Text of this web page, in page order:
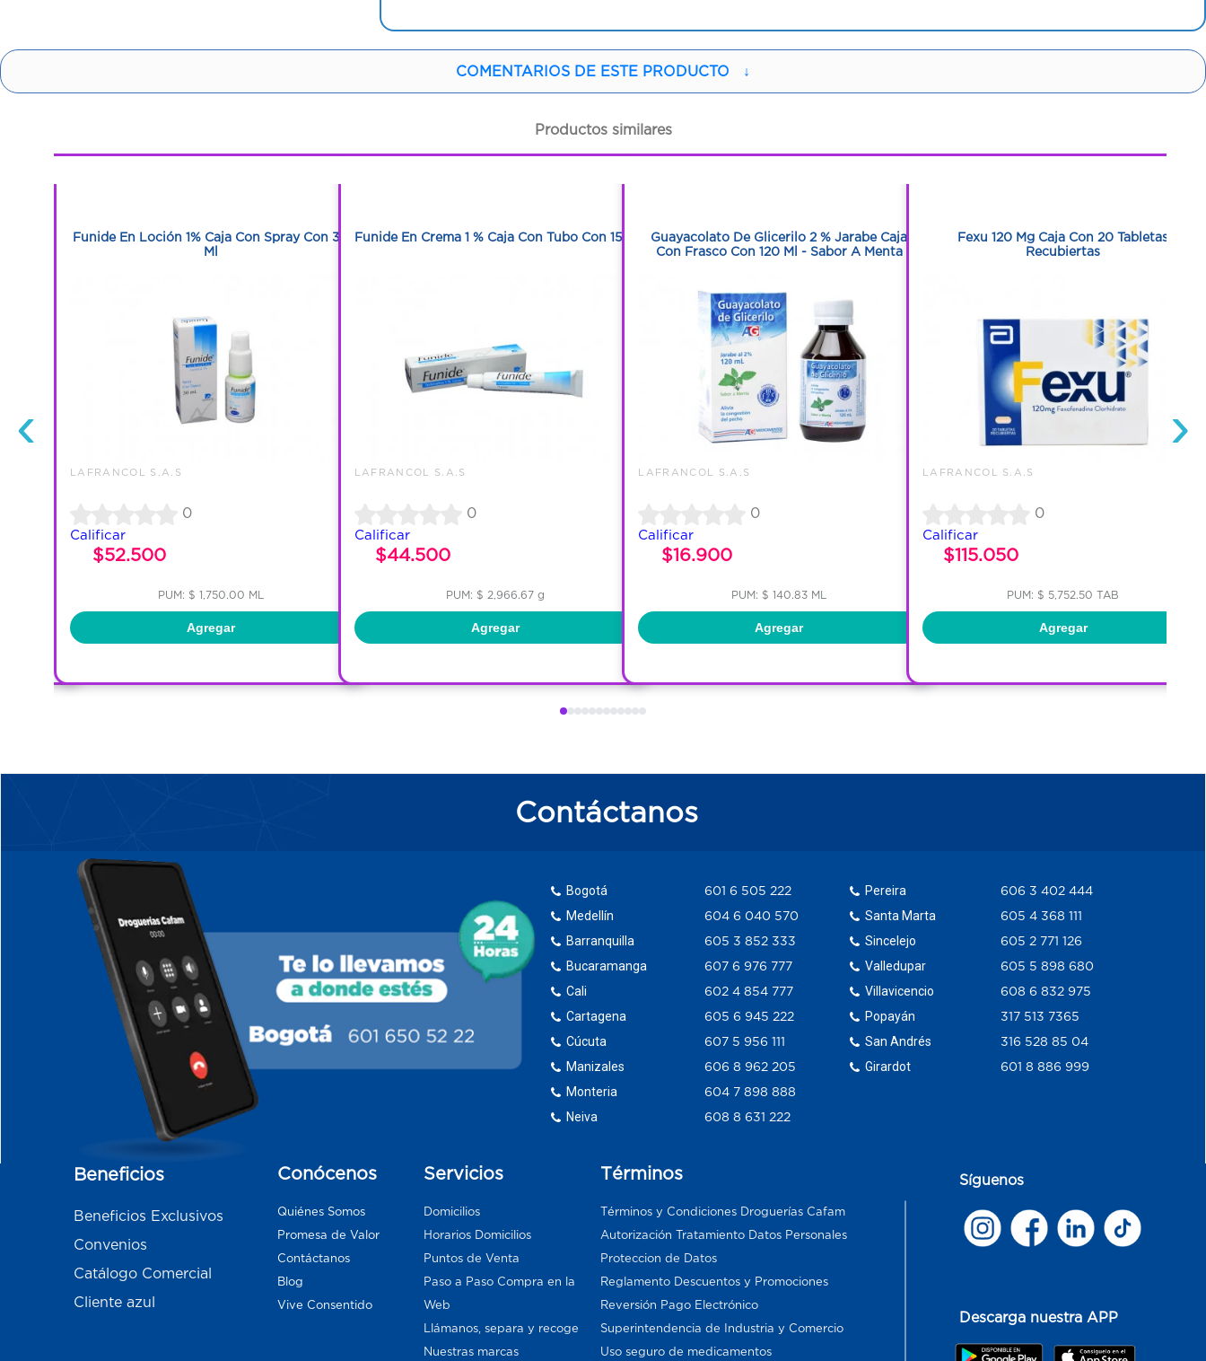
COMENTARIOS DE ESTE PRODUCTO ↓
Productos similares
‹
Funide En Loción 1% Caja Con Spray Con 30
Ml
LAFRANCOL S.A.S
0
Calificar
$52.500
PUM: $ 1,750.00 ML
Agregar
Funide En Crema 1 % Caja Con Tubo Con 15 G
LAFRANCOL S.A.S
0
Calificar
$44.500
PUM: $ 2,966.67 g
Agregar
Guayacolato De Glicerilo 2 % Jarabe Caja
Con Frasco Con 120 Ml - Sabor A Menta
LAFRANCOL S.A.S
0
Calificar
$16.900
PUM: $ 140.83 ML
Agregar
Fexu 120 Mg Caja Con 20 Tabletas
Recubiertas
LAFRANCOL S.A.S
0
Calificar
$115.050
PUM: $ 5,752.50 TAB
Agregar
›
Contáctanos
Bogotá
Medellín
Barranquilla
Bucaramanga
Cali
Cartagena
Cúcuta
Manizales
Monteria
Neiva
601 6 505 222
604 6 040 570
605 3 852 333
607 6 976 777
602 4 854 777
605 6 945 222
607 5 956 111
606 8 962 205
604 7 898 888
608 8 631 222
Pereira
Santa Marta
Sincelejo
Valledupar
Villavicencio
Popayán
San Andrés
Girardot
606 3 402 444
605 4 368 111
605 2 771 126
605 5 898 680
608 6 832 975
317 513 7365
316 528 85 04
601 8 886 999
Beneficios
Beneficios Exclusivos
Convenios
Catálogo Comercial
Cliente azul
Conócenos
Quiénes Somos
Promesa de Valor
Contáctanos
Blog
Vive Consentido
Servicios
Domicilios
Horarios Domicilios
Puntos de Venta
Paso a Paso Compra en la
Web
Llámanos, separa y recoge
Nuestras marcas
Términos
Términos y Condiciones Droguerías Cafam
Autorización Tratamiento Datos Personales
Proteccion de Datos
Reglamento Descuentos y Promociones
Reversión Pago Electrónico
Superintendencia de Industria y Comercio
Uso seguro de medicamentos
Síguenos
Descarga nuestra APP